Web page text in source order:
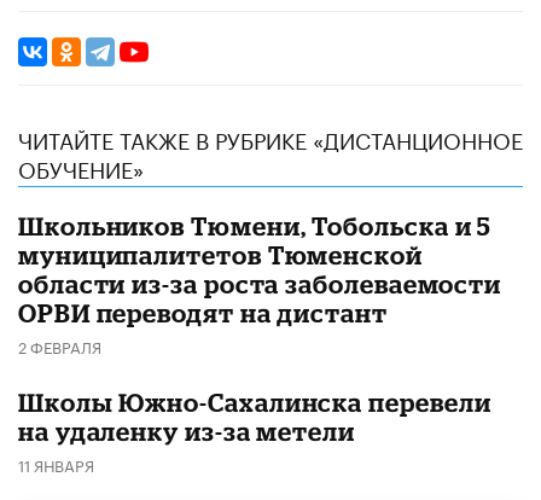
ЧИТАЙТЕ ТАКЖЕ В РУБРИКЕ «ДИСТАНЦИОННОЕ
ОБУЧЕНИЕ»
Школьников Тюмени, Тобольска и 5
муниципалитетов Тюменской
области из-за роста заболеваемости
ОРВИ переводят на дистант
2 ФЕВРАЛЯ
Школы Южно-Сахалинска перевели
на удаленку из-за метели
11 ЯНВАРЯ